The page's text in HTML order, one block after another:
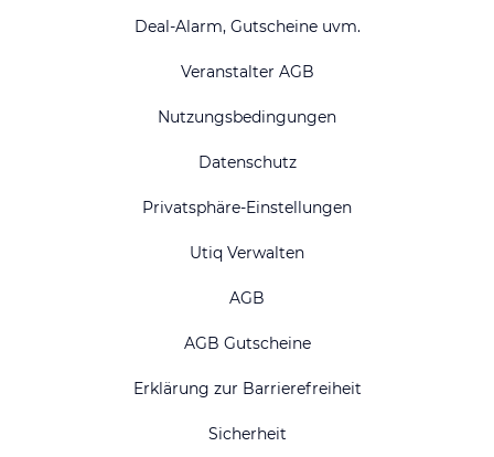
Deal-Alarm, Gutscheine uvm.
Veranstalter AGB
Nutzungsbedingungen
Datenschutz
Privatsphäre-Einstellungen
Utiq Verwalten
AGB
AGB Gutscheine
Erklärung zur Barrierefreiheit
Sicherheit